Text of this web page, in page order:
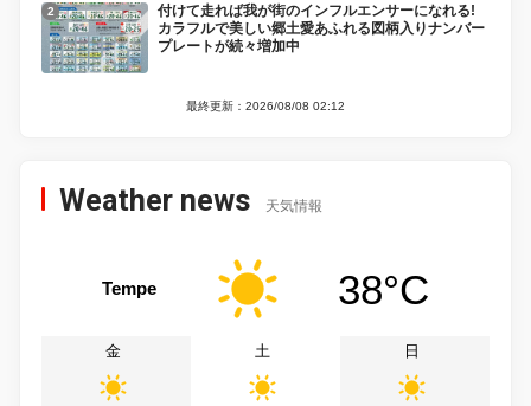
付けて走れば我が街のインフルエンサーになれる!
カラフルで美しい郷土愛あふれる図柄入りナンバー
プレートが続々増加中
最終更新：2026/08/08 02:12
Weather news 天気情報
Tempe 38°C
金 土 日